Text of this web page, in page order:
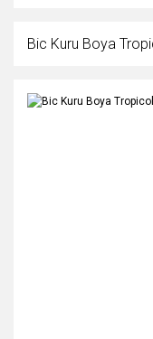
Bic Kuru Boya